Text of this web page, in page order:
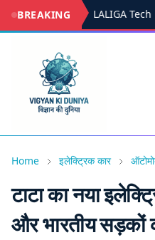
BREAKING LALIGA
Home इलेक्ट्रिक कार
टाटा का नया
और भारतीय सड़कों